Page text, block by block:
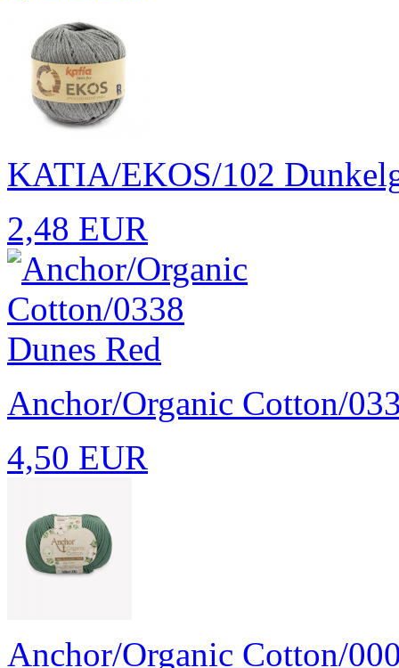
KATIA/EKOS/102
2,48 EUR
Anchor/Organic Cotton/
4,50 EUR
Anchor/Organic Cotton/